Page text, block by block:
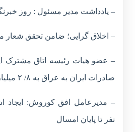
– یادداشت مدیر مسئول : روز
– اخلاق گرایی؛ ضامن تحقق شعار
– عضو هیات رئیسه اتاق مشترک
صادرات ایران به عراق به ۸/ ۲ میلیارد دلار رسید
نفر تا پایان امسال